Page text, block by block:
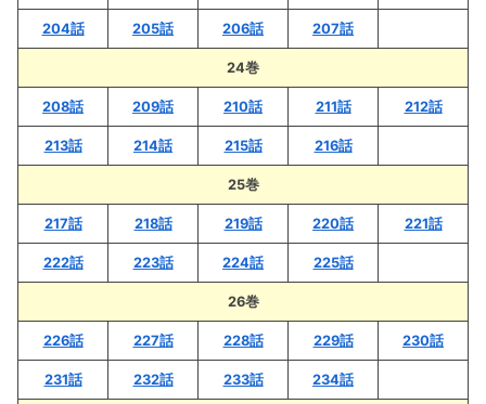
204話 205話 206話 207話
24巻
208話 209話 210話 211話 212話
213話 214話 215話 216話
25巻
217話 218話 219話 220話 221話
222話 223話 224話 225話
26巻
226話 227話 228話 229話 230話
231話 232話 233話 234話